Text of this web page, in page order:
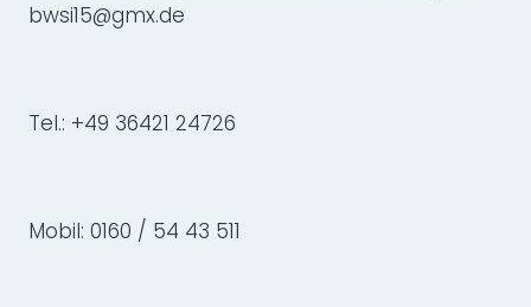
bwsi15@gmx.de
Tel.: +49 36421 24726
Mobil: 0160 / 54 43 511